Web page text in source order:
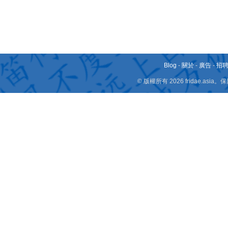
Blog - 關於 - 廣告 -招
© 版權所有 2026 fridae.asia。